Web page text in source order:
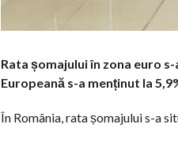
Rata șomajului în zona euro
Europeană s-a menținut la
În România, rata șomajului s-a